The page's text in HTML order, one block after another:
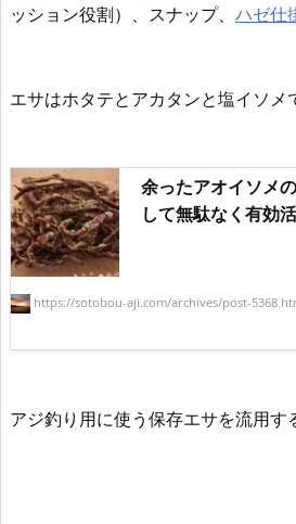
ッション役割）、スナップ、 ハゼ仕
エサはホタテとアカタンと塩イソメ
余ったアオイソメ
して無駄なく有効
https://sotobou-aji.com/archives/post-
アジ釣り用に使う保存エサを流用す